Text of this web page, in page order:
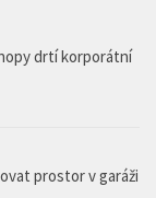
drtí korporátní
prostor v garáži